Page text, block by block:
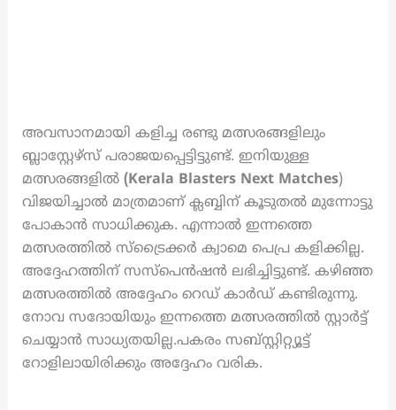
അവസാനമായി കളിച്ച രണ്ടു മത്സരങ്ങളിലും
ബ്ലാസ്റ്റേഴ്സ് പരാജയപ്പെട്ടിട്ടുണ്ട്. ഇനിയുള്ള
മത്സരങ്ങളിൽ (Kerala Blasters Next Matches)
വിജയിച്ചാൽ മാത്രമാണ് ക്ലബ്ബിന് കൂടുതൽ മുന്നോട്ടു
പോകാൻ സാധിക്കുക. എന്നാൽ ഇന്നത്തെ
മത്സരത്തിൽ സ്ട്രൈക്കർ ക്വാമെ പെപ്ര കളിക്കില്ല.
അദ്ദേഹത്തിന് സസ്പെൻഷൻ ലഭിച്ചിട്ടുണ്ട്. കഴിഞ്ഞ
മത്സരത്തിൽ അദ്ദേഹം റെഡ് കാർഡ് കണ്ടിരുന്നു.
നോവ സദോയിയും ഇന്നത്തെ മത്സരത്തിൽ സ്റ്റാർട്ട്
ചെയ്യാൻ സാധ്യതയില്ല.പകരം സബ്സ്റ്റിറ്റ്യൂട്ട്
റോളിലായിരിക്കും അദ്ദേഹം വരിക.